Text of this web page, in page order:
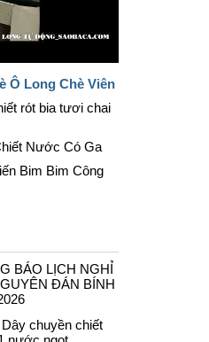
Ô Long Chè Viên
rót bia tươi chai
Nước Có Ga
Bim Bim Công
BÁO LỊCH NGHỈ
ĐÁN BÍNH
chuyền chiết